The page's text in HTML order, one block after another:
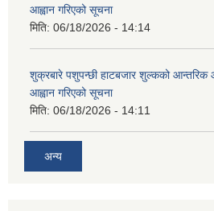
आह्वान गरिएको सूचना
मिति: 06/18/2026 - 14:14
शुक्रबारे पशुपन्छी हाटबजार शुल्कको
आह्वान गरिएको सूचना
मिति: 06/18/2026 - 14:11
अन्य